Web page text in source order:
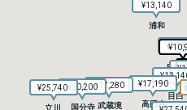
目白
プ
¥17,190
高円寺
¥17,280
武蔵境
¥20,200
国分寺
¥25,740
立川
赤
¥13,140
浦和
B4T
目白
プ
¥17,190
高円寺
¥17,280
武蔵境
¥20,200
国分寺
¥25,740
立川
赤
¥13,140
浦和
B4T